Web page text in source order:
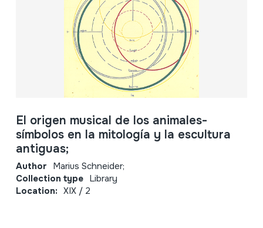
El origen musical de los animales-
símbolos en la mitología y la escultura
antiguas;
Author Marius Schneider;
Collection type Library
Location: XIX / 2